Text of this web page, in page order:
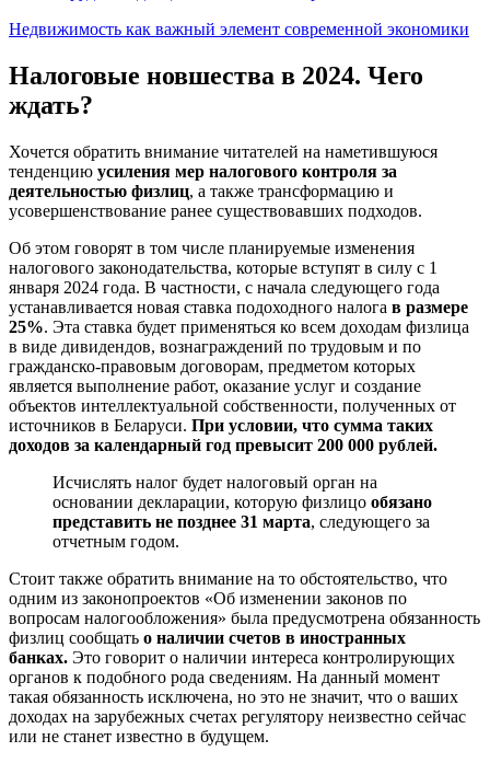
Недвижимость как важный элемент современной экономики
Налоговые новшества в 2024. Чего
ждать?
Хочется обратить внимание читателей на наметившуюся
тенденцию усиления мер налогового контроля за
деятельностью физлиц, а также трансформацию и
усовершенствование ранее существовавших подходов.
Об этом говорят в том числе планируемые изменения
налогового законодательства, которые вступят в силу с 1
января 2024 года. В частности, с начала следующего года
устанавливается новая ставка подоходного налога в размере
25%. Эта ставка будет применяться ко всем доходам физлица
в виде дивидендов, вознаграждений по трудовым и по
гражданско-правовым договорам, предметом которых
является выполнение работ, оказание услуг и создание
объектов интеллектуальной собственности, полученных от
источников в Беларуси. При условии, что сумма таких
доходов за календарный год превысит 200 000 рублей.
Исчислять налог будет налоговый орган на
основании декларации, которую физлицо обязано
представить не позднее 31 марта, следующего за
отчетным годом.
Стоит также обратить внимание на то обстоятельство, что
одним из законопроектов «Об изменении законов по
вопросам налогообложения» была предусмотрена обязанность
физлиц сообщать о наличии счетов в иностранных
банках. Это говорит о наличии интереса контролирующих
органов к подобного рода сведениям. На данный момент
такая обязанность исключена, но это не значит, что о ваших
доходах на зарубежных счетах регулятору неизвестно сейчас
или не станет известно в будущем.